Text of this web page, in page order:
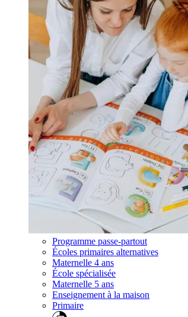
Programme passe-partout
Écoles primaires alternatives
Maternelle 4 ans
École spécialisée
Maternelle 5 ans
Enseignement à la maison
Primaire